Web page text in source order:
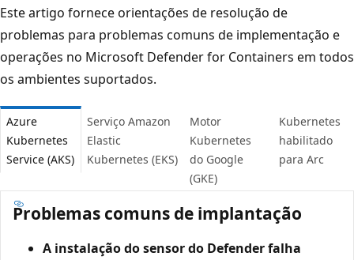
Este artigo fornece orientações de resolução de
problemas para problemas comuns de implementação e
operações no Microsoft Defender for Containers em todos
os ambientes suportados.
Azure
Kubernetes
Service (AKS)
Serviço Amazon
Elastic
Kubernetes (EKS)
Motor
Kubernetes
do Google
(GKE)
Kubernetes
habilitado
para Arc
Problemas comuns de implantação
A instalação do sensor do Defender falha